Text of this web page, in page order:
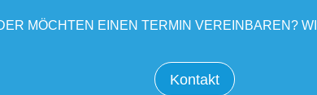
MÖCHTEN EINEN TERMIN VEREINBAREN?
Kontakt